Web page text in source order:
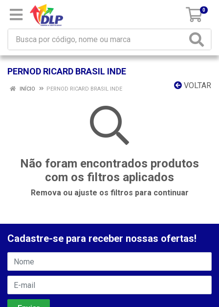
0
PERNOD RICARD BRASIL INDE
VOLTAR
INÍCIO PERNOD RICARD BRASIL INDE
Não foram encontrados produtos
com os filtros aplicados
Remova ou ajuste os filtros para continuar
Cadastre-se para receber nossas ofertas!